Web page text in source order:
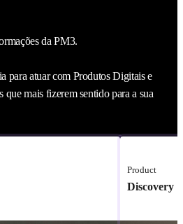
da PM3.
para atuar com Produtos Digitais e
que mais fizerem sentido para a sua
Product
Discovery